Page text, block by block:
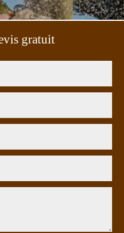
gratuit